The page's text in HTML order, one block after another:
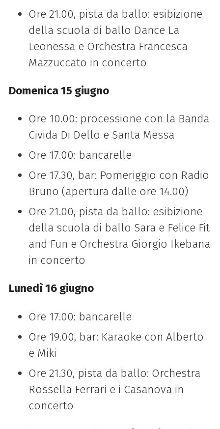
Ore 21.00, pista da ballo: esibizione
della scuola di ballo Dance La
Leonessa e Orchestra Francesca
Mazzuccato in concerto
Domenica 15 giugno
Ore 10.00: processione con la Banda
Civida Di Dello e Santa Messa
Ore 17.00: bancarelle
Ore 17.30, bar: Pomeriggio con Radio
Bruno (apertura dalle ore 14.00)
Ore 21.00, pista da ballo: esibizione
della scuola di ballo Sara e Felice Fit
and Fun e Orchestra Giorgio Ikebana
in concerto
Lunedì 16 giugno
Ore 17.00: bancarelle
Ore 19.00, bar: Karaoke con Alberto
e Miki
Ore 21.30, pista da ballo: Orchestra
Rossella Ferrari e i Casanova in
concerto